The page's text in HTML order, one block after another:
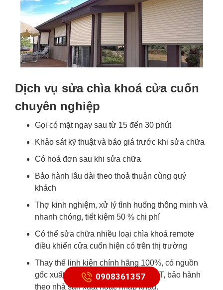
Dịch vụ sửa chìa khoá cửa cuốn
chuyên nghiệp
Gọi có mặt ngay sau từ 15 đến 30 phút
Khảo sát kỹ thuật và báo giá trước khi sửa chữa
Có hoá đơn sau khi sửa chữa
Bảo hành lâu dài theo thoả thuận cùng quý
khách
Thợ kinh nghiệm, xử lý tình huống thông minh và
nhanh chóng, tiết kiệm 50 % chi phí
Có thể sửa chữa nhiều loại chìa khoá remote
điều khiển cửa cuốn hiện có trên thị trường
Thay thế linh kiện chính hãng 100%, có nguồn
gốc xuất xứ rõ ràng, có hoá đơn VAT, bảo hành
theo nhà sản xuất hoặc nhập khẩu.
0908361357